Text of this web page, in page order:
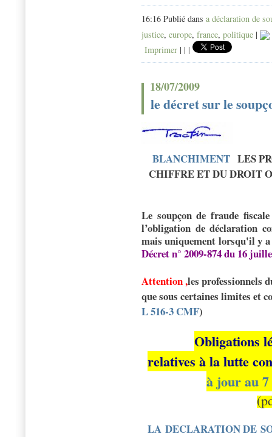
16:16 Publié dans a déclaration de
justice, europe, france, politique |
Imprimer | | |
18/07/2009
le décret sur le
BLANCHIMENTLES
CHIFFRE ET DU DROIT
Le soupçon de fraude
l’obligation de déclaration
mais uniquement lorsqu'il y a
Décret n° 2009-874 du 16
Attention ,les professionnels
que sous certaines limites et
L 516-3 CMF)
Obligations
relatives à la lutte
à jour au 7
LA DECLARATION DE